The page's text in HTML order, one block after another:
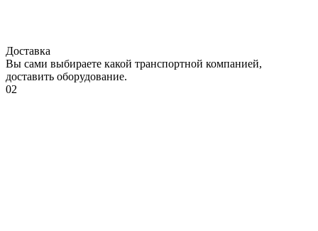
Доставка
Вы сами выбираете какой транспортной компанией,
доставить оборудование.
02